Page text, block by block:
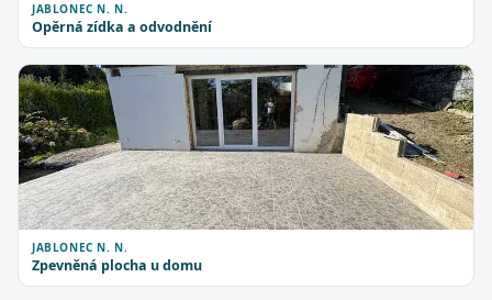
JABLONEC N. N.
Opěrná zídka a odvodnění
JABLONEC N. N.
Zpevněná plocha u domu